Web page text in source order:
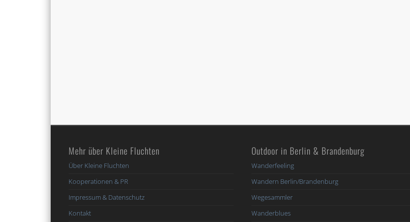
Mehr über Kleine Fluchten
Über Kleine Fluchten
Kooperationen & PR
Impressum & Datenschutz
Kontakt
Outdoor in Berlin & Brandenburg
Wanderfeeling
Wandern Berlin/Brandenburg
Wegesammler
Wanderblues